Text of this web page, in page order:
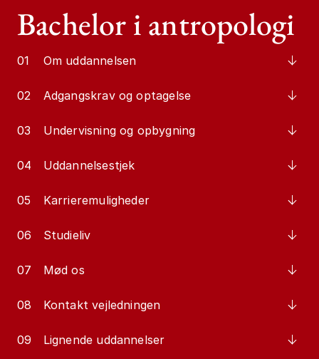
Bachelor i antropologi
01 Om uddannelsen
02 Adgangskrav og optagelse
03 Undervisning og opbygning
04 Uddannelsestjek
05 Karrieremuligheder
06 Studieliv
07 Mød os
08 Kontakt vejledningen
09 Lignende uddannelser